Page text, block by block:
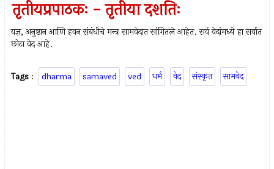
तृतीयप्रपाठकः - तृतीया दशतिः
यज्ञ, अनुष्ठान आणि हवन संबंधीचे मन्त्र सामवेदात सांगितले आहेत. सर्व वेदांमध्ये हा सर्वात
छोटा वेद आहे.
Tags : dharma samaved ved धर्म वेद संस्कृत सामवेद